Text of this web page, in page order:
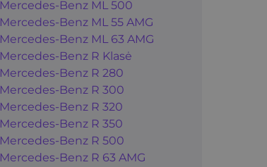
Mercedes-Benz ML 500
Mercedes-Benz ML 55 AMG
Mercedes-Benz ML 63 AMG
Mercedes-Benz R Klasė
Mercedes-Benz R 280
Mercedes-Benz R 300
Mercedes-Benz R 320
Mercedes-Benz R 350
Mercedes-Benz R 500
Mercedes-Benz R 63 AMG